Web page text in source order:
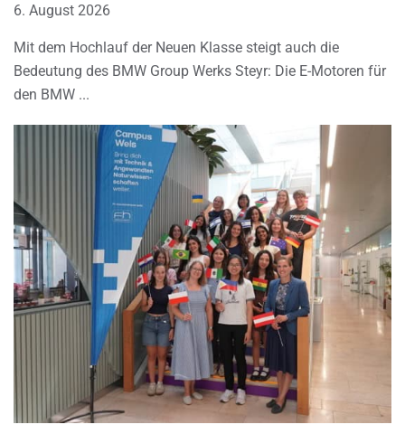
6. August 2026
Mit dem Hochlauf der Neuen Klasse steigt auch die
Bedeutung des BMW Group Werks Steyr: Die E-Motoren für
den BMW